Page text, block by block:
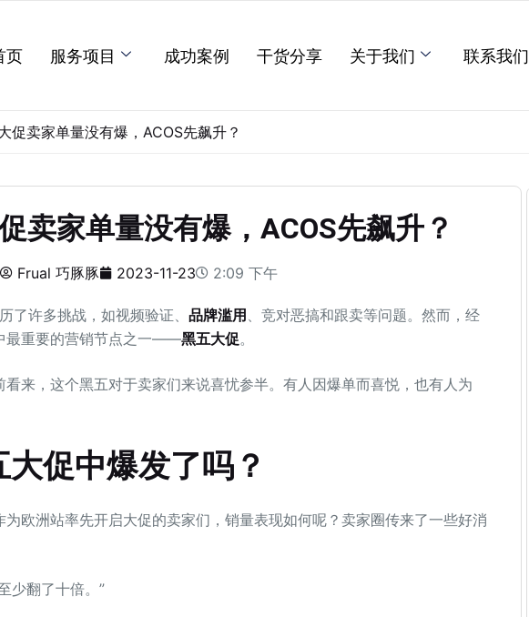
页 服务项目 成功案例 干货分享 关于我们 联系我们
促卖家单量没有爆，ACOS先飙升？
卖家单量没有爆，ACOS先飙升？
Frual 巧豚豚 2023-11-23 2:09 下午
了许多挑战，如视频验证、 品牌滥用 、竞对恶搞和跟卖等问题。然而，经
最重要的营销节点之一——黑五大促。
来，这个黑五对于卖家们来说喜忧参半。有人因爆单而喜悦，也有人为
促中爆发了吗？
欧洲站率先开启大促的卖家们，销量表现如何呢？卖家圈传来了一些好消
少翻了十倍。”